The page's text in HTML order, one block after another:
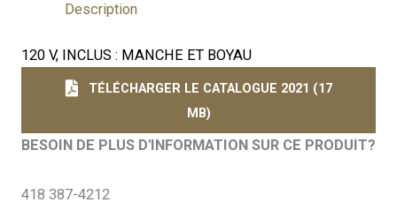
Description
120 V, INCLUS : MANCHE ET BOYAU
TÉLÉCHARGER LE CATALOGUE 2021 (17
MB)
BESOIN DE PLUS D'INFORMATION SUR CE PRODUIT?
418 387-4212